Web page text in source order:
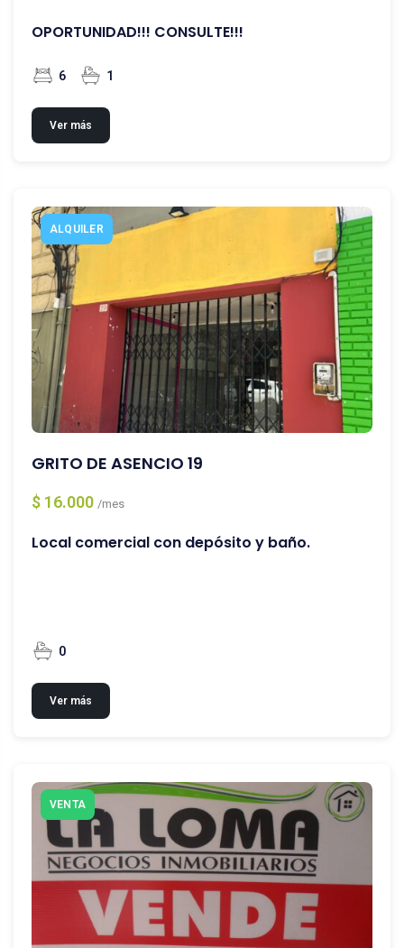
OPORTUNIDAD!!! CONSULTE!!!
6 1
Ver más
ALQUILER
GRITO DE ASENCIO 19
$ 16.000 /mes
Local comercial con depósito y baño.
0
Ver más
VENTA